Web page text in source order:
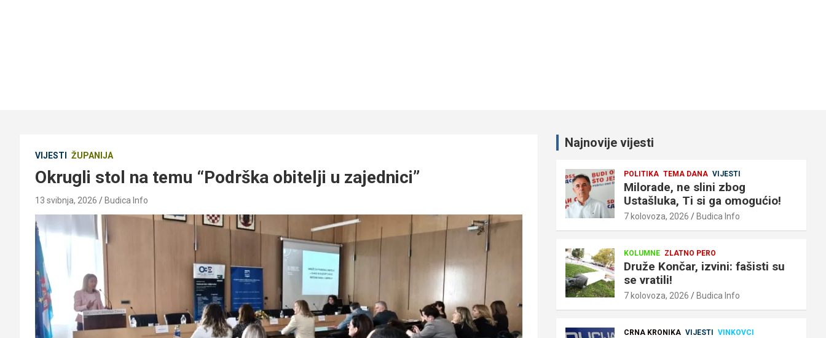
VIJESTI ŽUPANIJA
Okrugli stol na temu “Podrška obitelji u zajednici”
13 svibnja, 2026 Budica Info
Najnovije vijesti
POLITIKA TEMA DANA VIJESTI
Milorade, ne slini zbog
Ustašluka, Ti si ga omogućio!
7 kolovoza, 2026 Budica Info
KOLUMNE ZLATNO PERO
Druže Končar, izvini: fašisti su
se vratili!
7 kolovoza, 2026 Budica Info
CRNA KRONIKA VIJESTI VINKOVCI